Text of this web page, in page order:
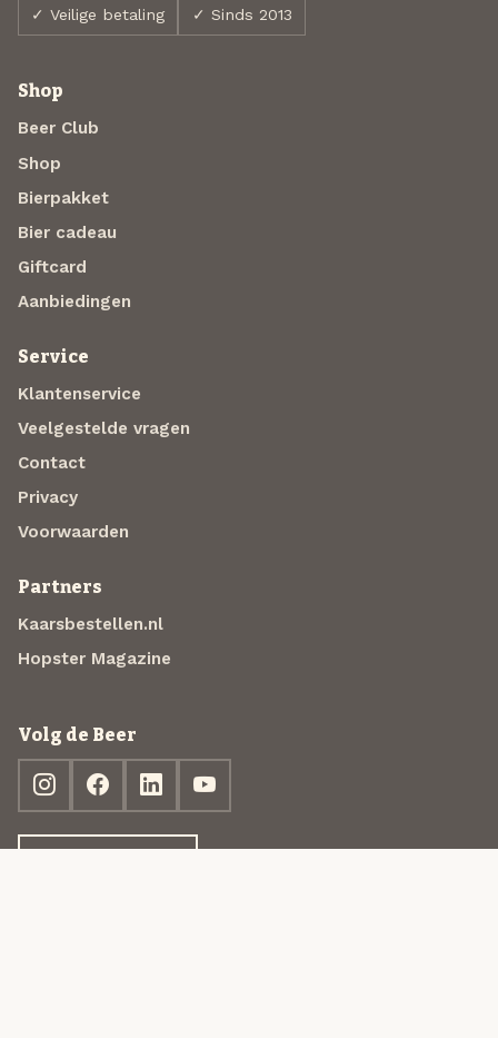
✓ Veilige betaling ✓ Sinds 2013
Shop
Beer Club
Shop
Bierpakket
Bier cadeau
Giftcard
Aanbiedingen
Service
Klantenservice
Veelgestelde vragen
Contact
Privacy
Voorwaarden
Partners
Kaarsbestellen.nl
Hopster Magazine
Volg de Beer